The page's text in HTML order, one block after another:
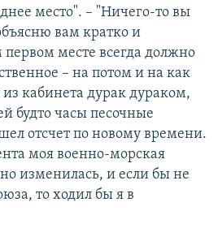
место". – "Ничего-то вы
вам кратко и
месте всегда должно
– на потом и на как
кабинета дурак дураком,
будто часы песочные
отсчет по новому времени.
моя военно-морская
изменилась, и если бы не
то ходил бы я в